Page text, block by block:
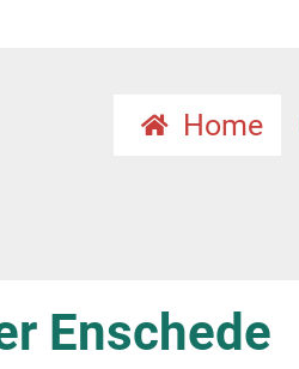
Home
Enschede